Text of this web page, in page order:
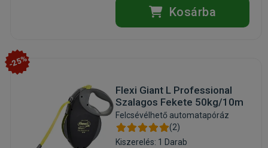
Kosárba
-25%
Flexi Giant L Professional
Szalagos Fekete 50kg/10m
Felcsévélhető automatapóráz
(2)
Kiszerelés: 1 Darab